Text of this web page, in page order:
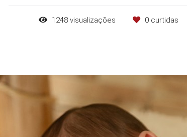
1248 visualizações 0 curtidas